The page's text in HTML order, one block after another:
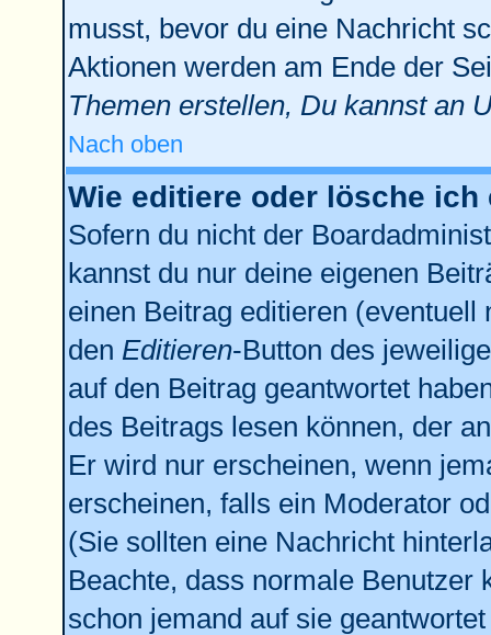
musst, bevor du eine Nachricht
Aktionen werden am Ende der
Themen erstellen, Du kannst an
Nach oben
Wie editiere oder lösche ich
Sofern du nicht der
kannst du nur deine eigenen
einen Beitrag editieren
den Editieren-Button des
auf den Beitrag geantwortet
des Beitrags lesen können, der
Er wird nur erscheinen, wenn
erscheinen, falls ein Moderator
(Sie sollten eine Nachricht
Beachte, dass normale Benutzer
schon jemand auf sie geantwortet